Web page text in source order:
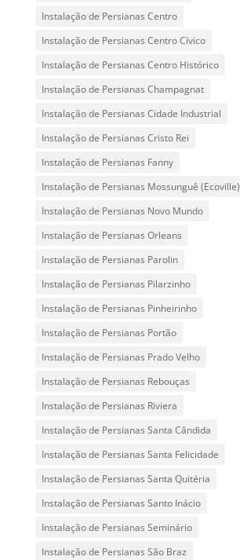
Instalação de Persianas Centro
Instalação de Persianas Centro Cívico
Instalação de Persianas Centro Histórico
Instalação de Persianas Champagnat
Instalação de Persianas Cidade Industrial
Instalação de Persianas Cristo Rei
Instalação de Persianas Fanny
Instalação de Persianas Mossunguê (Ecoville)
Instalação de Persianas Novo Mundo
Instalação de Persianas Orleans
Instalação de Persianas Parolin
Instalação de Persianas Pilarzinho
Instalação de Persianas Pinheirinho
Instalação de Persianas Portão
Instalação de Persianas Prado Velho
Instalação de Persianas Rebouças
Instalação de Persianas Riviera
Instalação de Persianas Santa Cândida
Instalação de Persianas Santa Felicidade
Instalação de Persianas Santa Quitéria
Instalação de Persianas Santo Inácio
Instalação de Persianas Seminário
Instalação de Persianas São Braz